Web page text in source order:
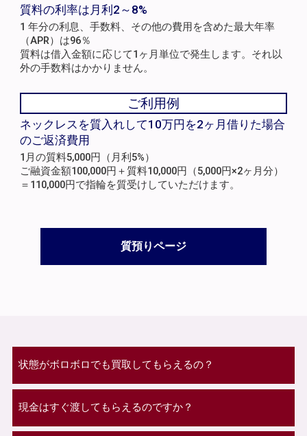
質料の利率は月利2～8%
1 年分の利息、手数料、その他の費用を含めた最大年率
（APR）は96％
質料は借入金額に応じて1ヶ月単位で発生します。それ以
外の手数料はかかりません。
ご利用例
ネックレスを質入れして10万円を2ヶ月借りた場合
のご返済費用
1月の質料5,000円（月利5%）
ご融資金額100,000円＋質料10,000円（5,000円×2ヶ月分）
＝110,000円で指輪を質受けしていただけます。
質預りページ
状態がボロボロでも買取してもらえるの？
現金はすぐ渡してもらえるのですか？